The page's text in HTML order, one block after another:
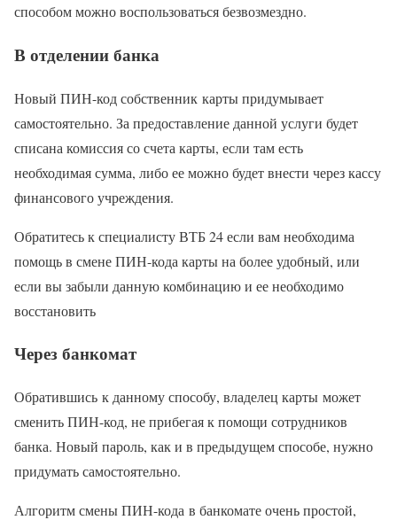
способом можно воспользоваться безвозмездно.
В отделении банка
Новый ПИН-код собственник карты придумывает
самостоятельно. За предоставление данной услуги будет
списана комиссия со счета карты, если там есть
необходимая сумма, либо ее можно будет внести через кассу
финансового учреждения.
Обратитесь к специалисту ВТБ 24 если вам необходима
помощь в смене ПИН-кода карты на более удобный, или
если вы забыли данную комбинацию и ее необходимо
восстановить
Через банкомат
Обратившись к данному способу, владелец карты может
сменить ПИН-код, не прибегая к помощи сотрудников
банка. Новый пароль, как и в предыдущем способе, нужно
придумать самостоятельно.
Алгоритм смены ПИН-кода в банкомате очень простой,